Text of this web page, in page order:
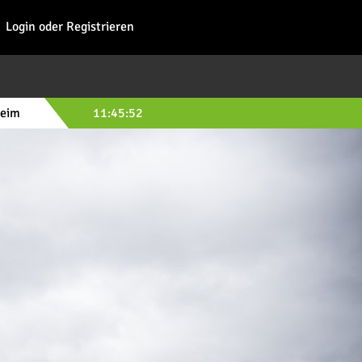
Login oder Registrieren
11:45:50